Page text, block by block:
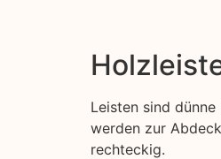
Leisten sind
werden zur
rechteckig.